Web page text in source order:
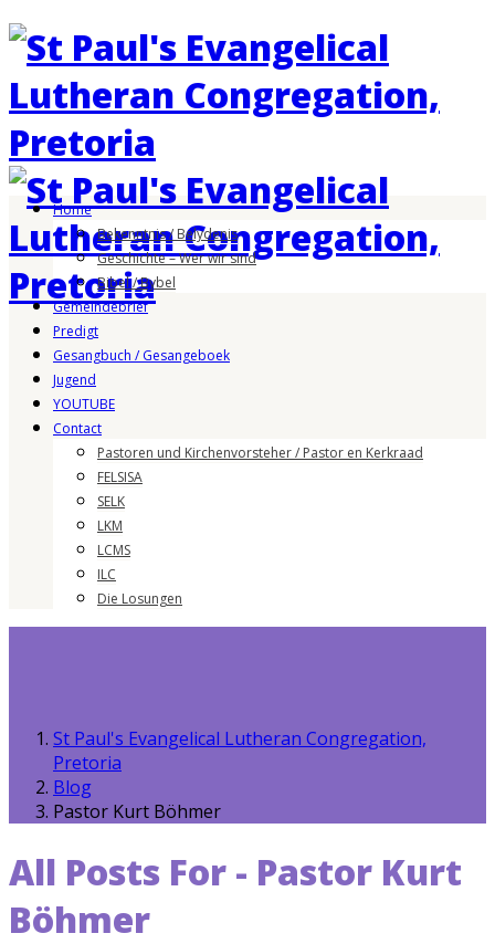
Home
Bekenntnis / Belydenis
Geschichte – Wer wir sind
Bibel / Bybel
Gemeindebrief
Predigt
Gesangbuch / Gesangeboek
Jugend
YOUTUBE
Contact
Pastoren und Kirchenvorsteher / Pastor en Kerkraad
FELSISA
SELK
LKM
LCMS
ILC
Die Losungen
St Paul's Evangelical Lutheran Congregation,
Pretoria
Blog
Pastor Kurt Böhmer
All Posts For - Pastor Kurt
Böhmer